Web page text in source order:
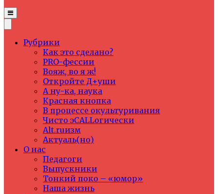
Рубрики
Как это сделано?
PRO-фессии
Вояж, во я ж!
Откройте Д+уши
А ну-ка, наука
Красная кнопка
В процессе окультуривания
Чисто эCALLогически
Alt.ruизм
Актуаль(но)
О нас
Педагоги
Выпускники
Тонкий поко – «юмор»
Наша жизнь